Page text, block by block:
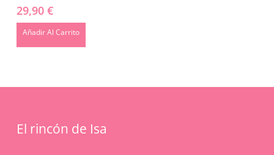
29,90 €
Añadir Al Carrito
El rincón de Isa